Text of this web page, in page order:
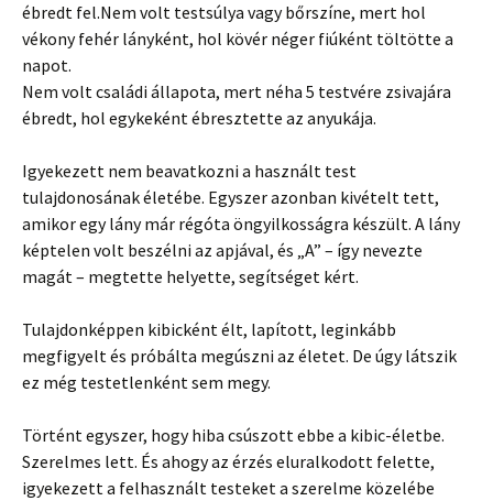
ébredt fel.Nem volt testsúlya vagy bőrszíne, mert hol
vékony fehér lányként, hol kövér néger fiúként töltötte a
napot.
Nem volt családi állapota, mert néha 5 testvére zsivajára
ébredt, hol egykeként ébresztette az anyukája.
Igyekezett nem beavatkozni a használt test
tulajdonosának életébe. Egyszer azonban kivételt tett,
amikor egy lány már régóta öngyilkosságra készült. A lány
képtelen volt beszélni az apjával, és „A” – így nevezte
magát – megtette helyette, segítséget kért.
Tulajdonképpen kibicként élt, lapított, leginkább
megfigyelt és próbálta megúszni az életet. De úgy látszik
ez még testetlenként sem megy.
Történt egyszer, hogy hiba csúszott ebbe a kibic-életbe.
Szerelmes lett. És ahogy az érzés eluralkodott felette,
igyekezett a felhasznált testeket a szerelme közelébe